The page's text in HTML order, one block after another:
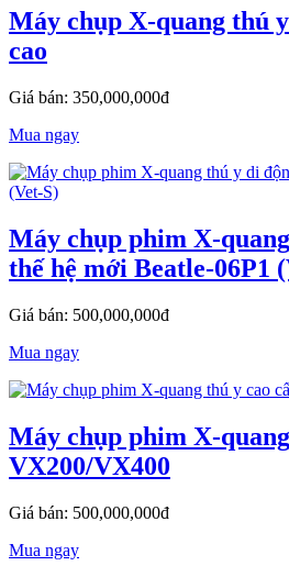
Máy chụp X-quang thú
cao
Giá bán: 350,000,000đ
Mua ngay
Máy chụp phim X-
thế hệ mới Beatle-06P1
Giá bán: 500,000,000đ
Mua ngay
Máy chụp phim X-
VX200/VX400
Giá bán: 500,000,000đ
Mua ngay